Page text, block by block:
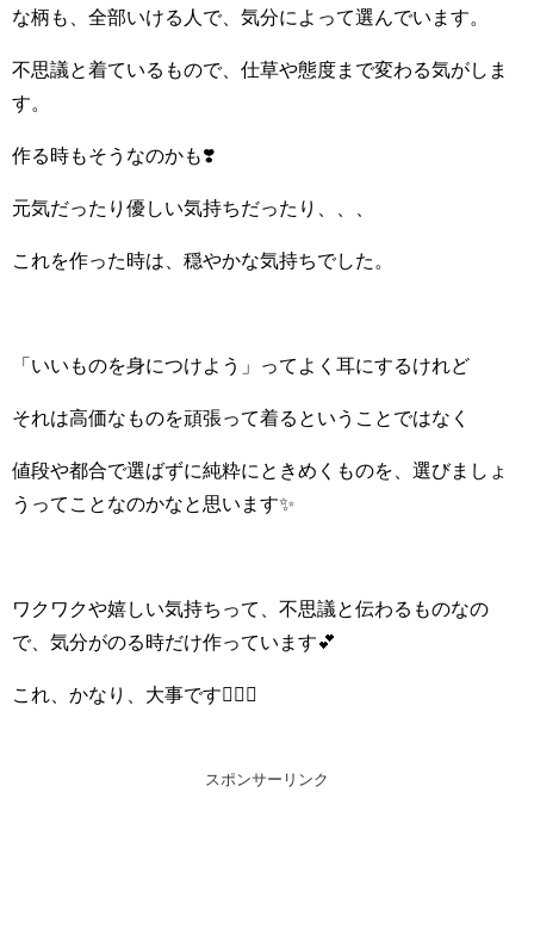
な柄も、全部いける人で、気分によって選んでいます。
不思議と着ているもので、仕草や態度まで変わる気がしま
す。
作る時もそうなのかも❣️
元気だったり優しい気持ちだったり、、、
これを作った時は、穏やかな気持ちでした。
「いいものを身につけよう」ってよく耳にするけれど
それは高価なものを頑張って着るということではなく
値段や都合で選ばずに純粋にときめくものを、選びましょ
うってことなのかなと思います✨
ワクワクや嬉しい気持ちって、不思議と伝わるものなの
で、気分がのる時だけ作っています💕
これ、かなり、大事です👍🏻✨
スポンサーリンク